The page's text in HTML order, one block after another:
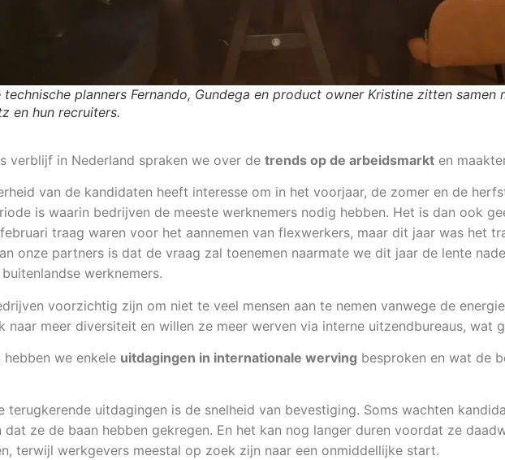
technische planners Fernando, Gundega en product owner Kristine zitten samen
en hun recruiters.
verblijf in Nederland spraken we over de trends op de arbeidsmarkt en
van de kandidaten heeft interesse om in het voorjaar, de zomer en de
is waarin bedrijven de meeste werknemers nodig hebben. Het is dan ook
traag waren voor het aannemen van flexwerkers, maar dit jaar was het
onze partners is dat de vraag zal toenemen naarmate we dit jaar de lente
werknemers.
voorzichtig zijn om niet te veel mensen aan te nemen vanwege de
naar meer diversiteit en willen ze meer werven via interne uitzendbureaus, wat
hebben we enkele uitdagingen in internationale werving besproken en wat de
terugkerende uitdagingen is de snelheid van bevestiging. Soms wachten
dat ze de baan hebben gekregen. En het kan nog langer duren voordat ze
terwijl werkgevers meestal op zoek zijn naar een onmiddellijke start.